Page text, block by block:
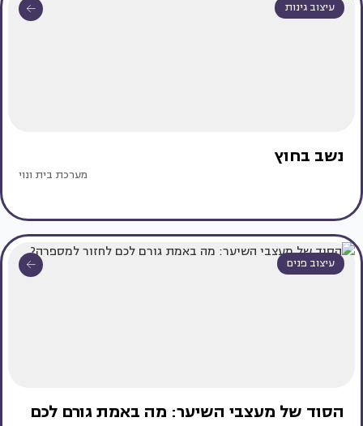
עיצוב גינות
נשב בחוץ
מערכת בית ונוי
עיצוב פנים
הסוד של מעצבי השיער: מה באמת גורם לכם